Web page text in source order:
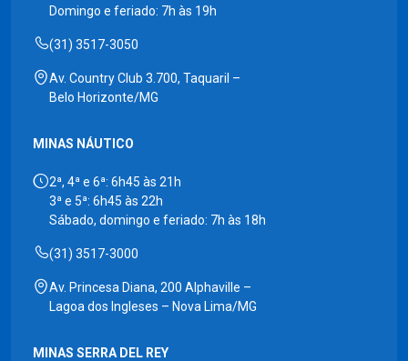
Domingo e feriado: 7h às 19h
(31) 3517-3050
Av. Country Club 3.700, Taquaril –
Belo Horizonte/MG
MINAS NÁUTICO
2ª, 4ª e 6ª: 6h45 às 21h
3ª e 5ª: 6h45 às 22h
Sábado, domingo e feriado: 7h às 18h
(31) 3517-3000
Av. Princesa Diana, 200 Alphaville –
Lagoa dos Ingleses – Nova Lima/MG
MINAS SERRA DEL REY